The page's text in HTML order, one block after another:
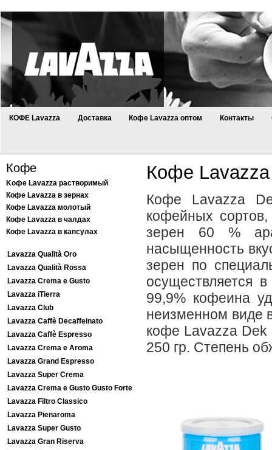
КОФЕ Lavazza Доставка Кофе Lavazza оптом Контакты
Кофе
Kофе Lavazza растворимый
Кофе Lavazza в зернах
Кофе Lavazza молотый
Кофе Lavazza в чалдах
Кофе Lavazza в капсулах
Lavazza Qualità Oro
Lavazza Qualità Rossa
Lavazza Crema e Gusto
Lavazza iTierra
Lavazza Club
Lavazza Caffè Decaffeinato
Lavazza Caffè Espresso
Lavazza Crema e Aroma
Lavazza Grand Espresso
Lavazza Super Crema
Lavazza Crema e Gusto Gusto Forte
Lavazza Filtro Classico
Lavazza Pienaroma
Lavazza Super Gusto
Lavazza Gran Riserva
Кофе
Кофе Lavazza
кофейных
зерен 60 %
насыщенность
зерен по
осуществляется
99,9% кофеина
неизменном виде
кофе Lavazza Dek
250 гр. Степень